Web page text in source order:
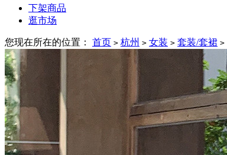
下架商品
逛市场
您现在所在的位置： 首页 > 杭州 > 女装 > 套装/套裙 >